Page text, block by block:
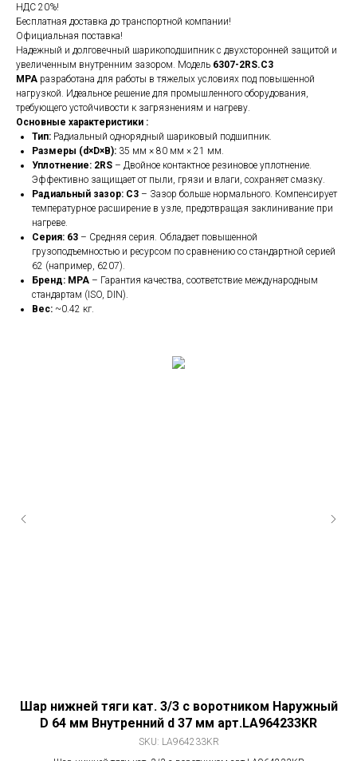
НДС 20%!
Бесплатная доставка до транспортной компании!
Официальная поставка!
Надежный и долговечный шарикоподшипник с двухсторонней защитой и
увеличенным внутренним зазором. Модель 6307-2RS.C3
MPA разработана для работы в тяжелых условиях под повышенной
нагрузкой. Идеальное решение для промышленного оборудования,
требующего устойчивости к загрязнениям и нагреву.
Основные характеристики :
Тип: Радиальный однорядный шариковый подшипник.
Размеры (d×D×B): 35 мм × 80 мм × 21 мм.
Уплотнение: 2RS – Двойное контактное резиновое уплотнение.
Эффективно защищает от пыли, грязи и влаги, сохраняет смазку.
Радиальный зазор: C3 – Зазор больше нормального. Компенсирует
температурное расширение в узле, предотвращая заклинивание при
нагреве.
Серия: 63 – Средняя серия. Обладает повышенной
грузоподъемностью и ресурсом по сравнению со стандартной серией
62 (например, 6207).
Бренд: MPA – Гарантия качества, соответствие международным
стандартам (ISO, DIN).
Вес: ~0.42 кг.
Шар нижней тяги кат. 3/3 с воротником Наружный
D 64 мм Внутренний d 37 мм арт.LA964233KR
SKU: LA964233KR